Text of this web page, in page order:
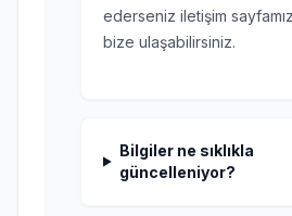
ederseniz iletişim
bize ulaşabilirsiniz.
Bilgiler ne sıklıkla
güncelleniyor?